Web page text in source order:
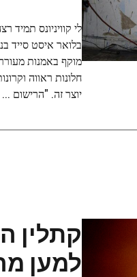
לי קוויניונס
מוקף באמנות
חלונות ראווה
יוצר זה. "הרישום ...
קתלין
למען